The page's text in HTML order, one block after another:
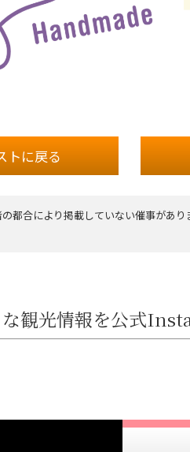
トに戻る
都合により掲載していない催事があり
観光情報を公式